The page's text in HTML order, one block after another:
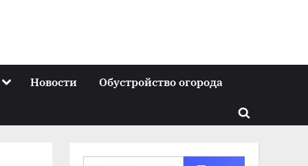
ToggleНовости Обустройство огорода
Toggle
form